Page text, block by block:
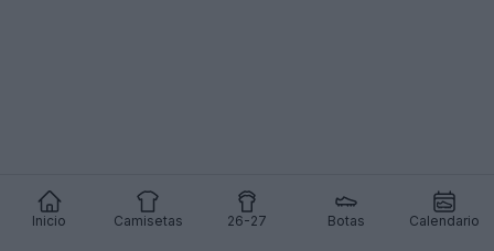
Inicio Camisetas 26-27 Botas Calendario